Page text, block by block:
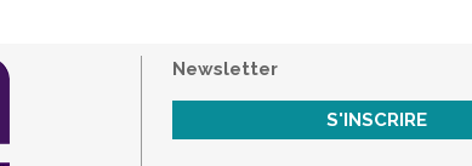
Newsletter
S'INSCRIRE